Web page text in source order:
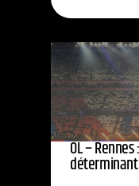
OL –
déterminant